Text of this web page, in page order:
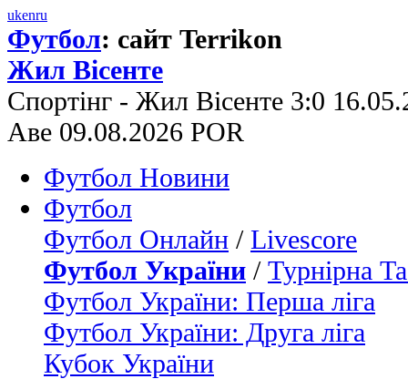
ukenru
Футбол: сайт Terrikon
Жил Вісенте
Спортінг - Жил Вісенте 3:0
Аве 09.08.2026 POR
Футбол Новини
Футбол
Футбол Онлайн / Livescore
Футбол України / Турнірна
Футбол України: Перша ліга
Футбол України: Друга ліга
Кубок України